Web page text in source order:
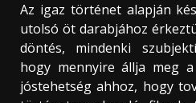
Az igaz történet alapján
utolsó öt darabjához
döntés, mindenki
hogy mennyire állja meg
jóstehetség ahhoz, hogy